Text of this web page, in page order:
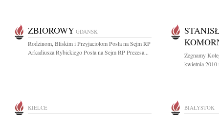
ZBIOROWY GDAŃSK
Rodzinom, Bliskim i Przyjaciołom Posła na Sejm RP
Arkadiusza Rybickiego Posła na Sejm RP Prezesa...
Żegnamy
kwietnia 2010
KIELCE BIAŁYSTOK